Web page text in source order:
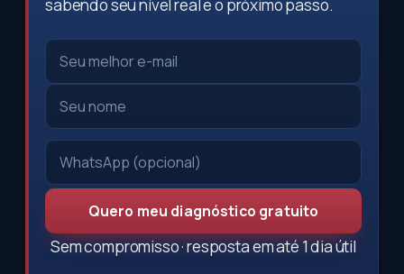
sabendo seu nível real e o próximo passo.
Quero meu diagnóstico gratuito
Sem compromisso · resposta em até 1 dia útil